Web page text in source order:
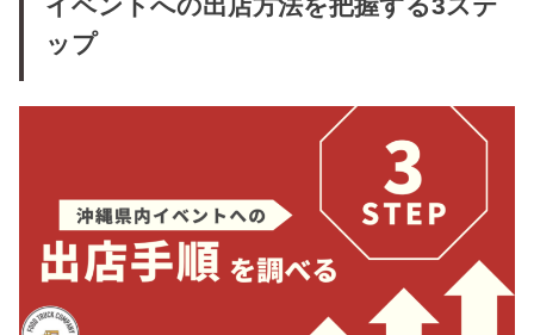
ップ